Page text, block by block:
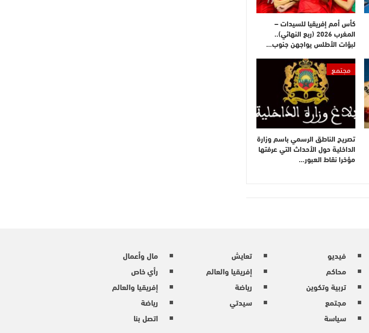
كأس أمم إفريقيا للسيدات –
المغرب 2026 (ربع النهائي)..
لبؤات الأطلس يواجهن جنوب…
مجتمع
تصريح الناطق الرسمي باسم وزارة
الداخلية حول الأحداث التي عرفتها
مؤخرا نقاط العبور…
فيديو
محاكم
تربية وتكوين
مجتمع
سياسة
تعايش
إفريقيا والعالم
رياضة
سيدتي
مال وأعمال
رأي خاص
إفريقيا والعالم
رياضة
اتصل بنا